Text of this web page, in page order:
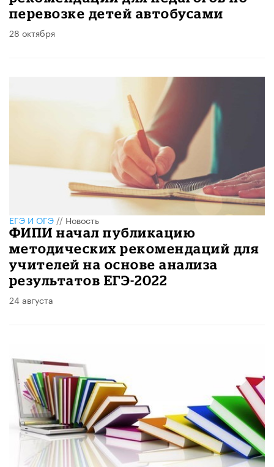
перевозке детей автобусами
28 октября
ЕГЭ И ОГЭ // Новость
ФИПИ начал публикацию
методических рекомендаций для
учителей на основе анализа
результатов ЕГЭ-2022
24 августа